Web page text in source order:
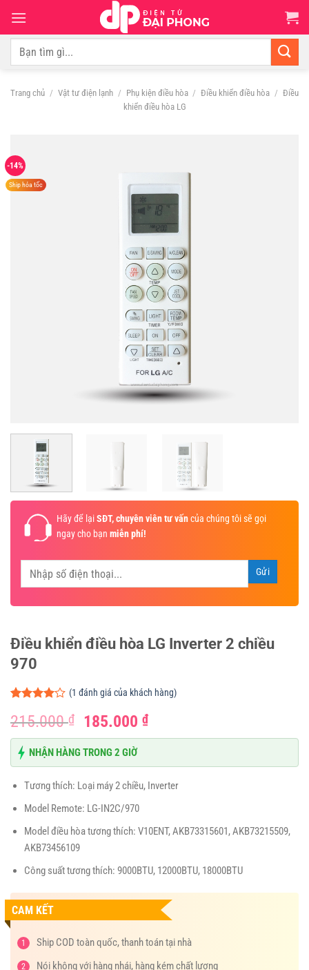
đến
nội
dung
Tìm
kiếm:
Trang chủ / Vật tư điện lạnh / Phụ kiện điều hòa / Điều khiển điều hòa / Điều
khiển điều hòa LG
-14%
Ship hỏa tốc
Hãy để lạiSĐT, chuyên viên tư vấncủa chúng tôi sẽ gọi
ngay cho bạn miễn phí!
Điều khiển điều hòa LG Inverter 2 chiều
970
5 dựa
giá
(1 đánh giá của khách hàng)
215.000₫
Giá
gốc
là:
215.000 ₫.
185.000₫Giá
hiện
là:
185.000 ₫.
NHẬN HÀNG TRONG 2 GIỜ
Tương thích: Loại máy 2 chiều, Inverter
Model Remote: LG-IN2C/970
Model điều hòa tương thích: V10ENT, AKB73315601, AKB73215509,
AKB73456109
Công suất tương thích: 9000BTU, 12000BTU, 18000BTU
CAM KẾT
1 Ship COD toàn quốc, thanh toán tại nhà
2 Nói không với hàng nhái, hàng kém chất lượng